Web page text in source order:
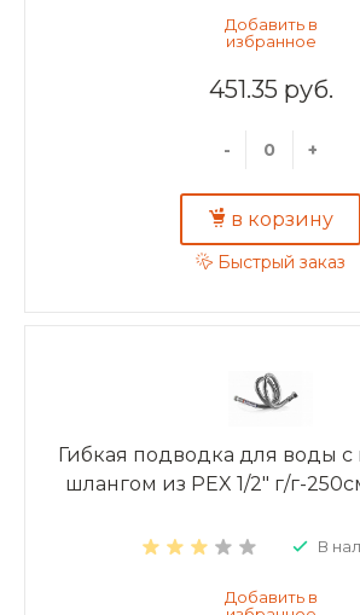
451.35 руб.
- +
в корзину
Быстрый заказ
Гибкая подводка для воды с
шлангом из PEX 1/2" г/г-
В